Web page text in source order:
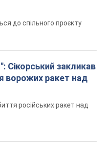
до спільного проєкту
Сікорський закликав
ворожих ракет над
російських ракет над